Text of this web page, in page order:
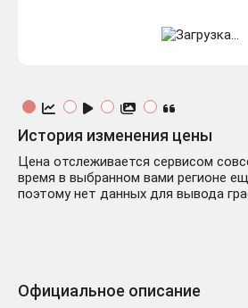
История изменения цены
Цена отслеживается сервисом
время в выбранном вами регионе
поэтому нет данных для вывода
Официальное описание